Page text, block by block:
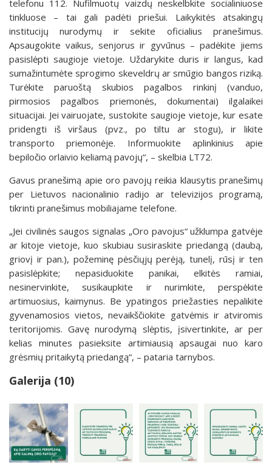
telefonu 112. Nufilmuotų vaizdų neskelbkite socialiniuose
tinkluose – tai gali padėti priešui. Laikykitės atsakingų
institucijų nurodymų ir sekite oficialius pranešimus.
Apsaugokite vaikus, senjorus ir gyvūnus – padėkite jiems
pasislėpti saugioje vietoje. Uždarykite duris ir langus, kad
sumažintumėte sprogimo skeveldrų ar smūgio bangos riziką.
Turėkite paruoštą skubios pagalbos rinkinį (vanduo,
pirmosios pagalbos priemonės, dokumentai) ilgalaikei
situacijai. Jei vairuojate, sustokite saugioje vietoje, kur esate
pridengti iš viršaus (pvz., po tiltu ar stogu), ir likite
transporto priemonėje. Informuokite aplinkinius apie
bepiločio orlaivio keliamą pavojų“, – skelbia LT72.
Gavus pranešimą apie oro pavojų reikia klausytis pranešimų
per Lietuvos nacionalinio radijo ar televizijos programą,
tikrinti pranešimus mobiliajame telefone.
„Jei civilinės saugos signalas „Oro pavojus“ užklumpa gatvėje
ar kitoje vietoje, kuo skubiau susiraskite priedangą (daubą,
griovį ir pan.), požeminę pėsčiųjų perėją, tunelį, rūsį ir ten
pasislėpkite; nepasiduokite panikai, elkitės ramiai,
nesinervinkite, susikaupkite ir nurimkite, perspėkite
artimuosius, kaimynus. Be ypatingos priežasties nepalikite
gyvenamosios vietos, nevaikščiokite gatvėmis ir atviromis
teritorijomis. Gavę nurodymą slėptis, įsivertinkite, ar per
kelias minutes pasieksite artimiausią apsaugai nuo karo
grėsmių pritaikytą priedangą“, – pataria tarnybos.
Galerija (10)